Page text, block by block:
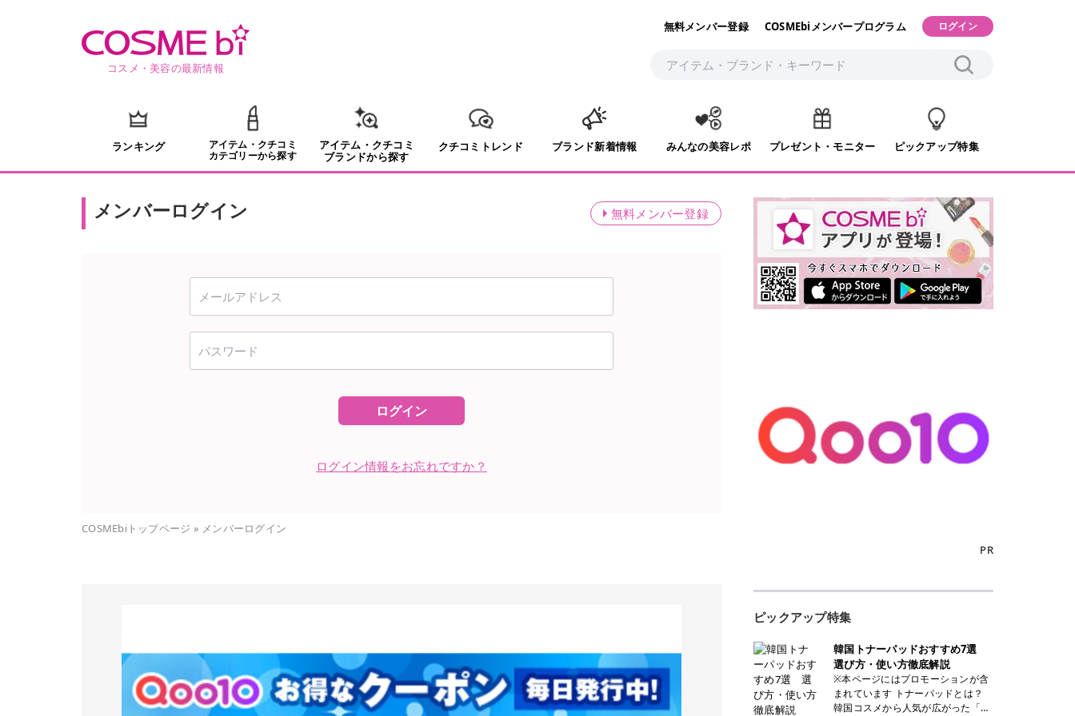
コスメ・美容の最新情報
無料メンバー登録 COSMEbiメンバープログラム ログイン
ランキング
アイテム・クチコミ
カテゴリーから探す
アイテム・クチコミ
ブランドから探す
クチコミトレンド ブランド新着情報 みんなの美容レポ プレゼント・モニター ピックアップ特集
メンバーログイン 無料メンバー登録
ログイン
ログイン情報をお忘れですか？
COSMEbiトップページ » メンバーログイン
PR
ピックアップ特集
韓国トナーパッドおすすめ7選
選び方・使い方徹底解説
※本ページにはプロモーションが含
まれています トナーパッドとは？
韓国コスメから人気が広がった「ト